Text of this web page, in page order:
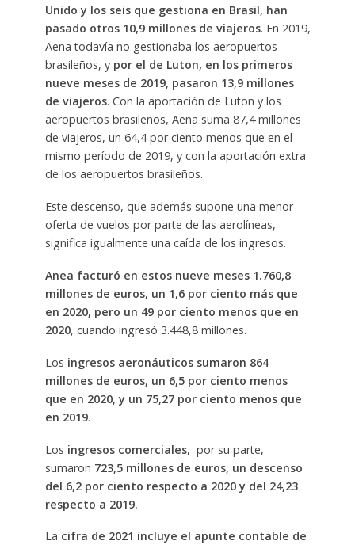
Unido y los seis que gestiona en Brasil, han
pasado otros 10,9 millones de viajeros. En 2019,
Aena todavía no gestionaba los aeropuertos
brasileños, y por el de Luton, en los primeros
nueve meses de 2019, pasaron 13,9 millones
de viajeros. Con la aportación de Luton y los
aeropuertos brasileños, Aena suma 87,4 millones
de viajeros, un 64,4 por ciento menos que en el
mismo período de 2019, y con la aportación extra
de los aeropuertos brasileños.
Este descenso, que además supone una menor
oferta de vuelos por parte de las aerolíneas,
significa igualmente una caída de los ingresos.
Anea facturó en estos nueve meses 1.760,8
millones de euros, un 1,6 por ciento más que
en 2020, pero un 49 por ciento menos que en
2020, cuando ingresó 3.448,8 millones.
Los ingresos aeronáuticos sumaron 864
millones de euros, un 6,5 por ciento menos
que en 2020, y un 75,27 por ciento menos que
en 2019.
Los ingresos comerciales, por su parte,
sumaron 723,5 millones de euros, un descenso
del 6,2 por ciento respecto a 2020 y del 24,23
respecto a 2019.
La cifra de 2021 incluye el apunte contable de